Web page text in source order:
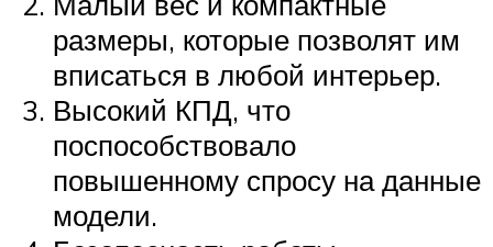
размеры, которые позволят им
вписаться в любой интерьер.
Высокий КПД, что
поспособствовало
повышенному спросу на данные
модели.